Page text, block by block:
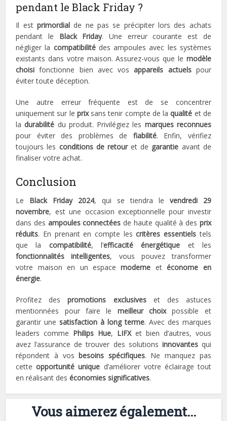
pendant le Black Friday ?
Il est primordialde ne pas se précipiter lors des achats
pendant le Black Friday. Une erreur courante est de
négliger la compatibilitédes ampoules avec les systèmes
existants dans votre maison. Assurez-vous que le modèle
choisi fonctionne bien avec vosappareils actuelspour
éviter toute déception.
Une autre erreur fréquente est de se concentrer
uniquement sur le prixsans tenir compte de laqualité et de
ladurabilité du produit. Privilégiez les marques reconnues
pour éviter des problèmes de fiabilité. Enfin, vérifiez
toujours les conditions de retouret de garantie avant de
finaliser votre achat.
Conclusion
Le Black Friday 2024, qui se tiendra le vendredi 29
novembre, est une occasion exceptionnelle pour investir
dans des ampoules connectées de haute qualité à des prix
réduits. En prenant en compte lescritères essentiels tels
que la compatibilité, l’efficacité énergétique et les
fonctionnalités intelligentes, vous pouvez transformer
votre maison en un espacemoderne etéconome en
énergie.
Profitez despromotions exclusiveset des astuces
mentionnées pour faire le meilleur choixpossible et
garantir unesatisfaction à long terme. Avec des marques
leaders comme Philips Hue, LIFXet bien d’autres, vous
avez l’assurance de trouver des solutions innovantesqui
répondent à vos besoins spécifiques. Ne manquez pas
cetteopportunité unique d’améliorer votre éclairage tout
en réalisant deséconomies significatives.
Vous aimerez également...